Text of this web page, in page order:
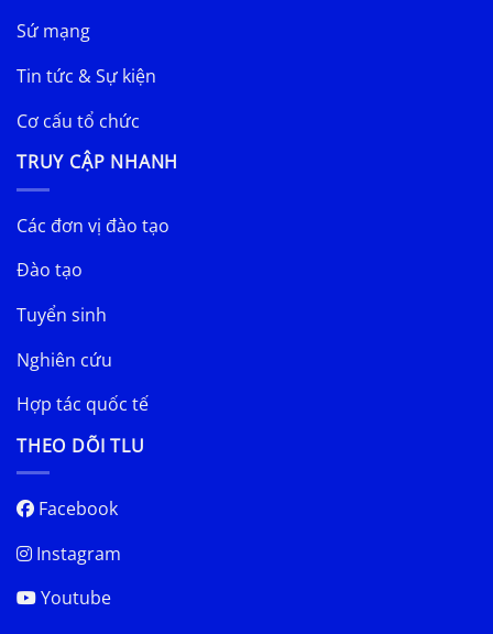
Sứ mạng
Tin tức & Sự kiện
Cơ cấu tổ chức
TRUY CẬP NHANH
Các đơn vị đào tạo
Đào tạo
Tuyển sinh
Nghiên cứu
Hợp tác quốc tế
THEO DÕI TLU
Facebook
Instagram
Youtube